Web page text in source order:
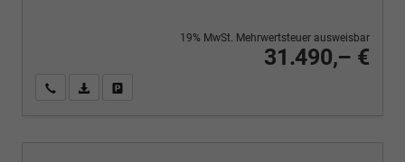
31.490,– €
19% MwSt. Mehrwertsteuer ausweisbar
Wir rufen Sie anPDF-Fahrzeugexposé drucken